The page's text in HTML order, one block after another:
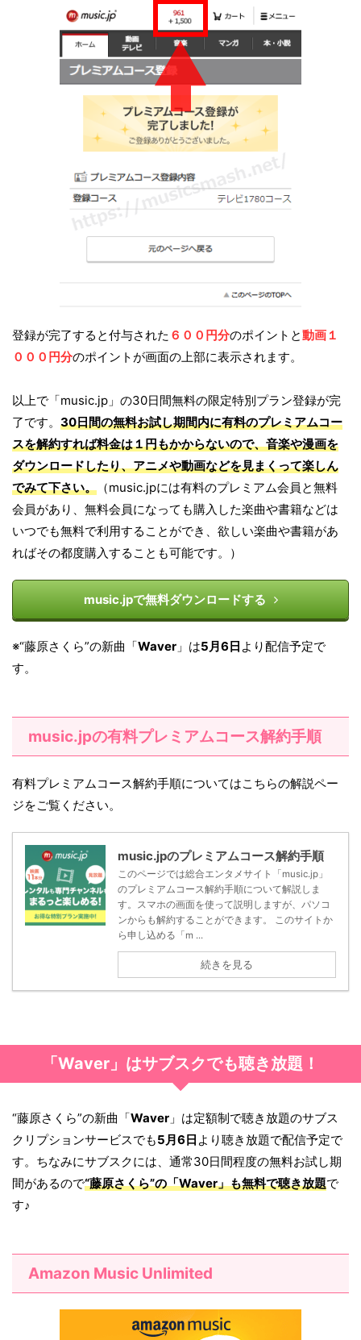
登録が完了すると付与された ６００円分のポイントと動画１
０００円分のポイントが画面の上部に表示されます。
以上で「music.jp」の30日間無料の限定特別プラン登録が完
了です。 30日間の無料お試し期間内に有料のプレミアムコー
スを解約すれば料金は１円もかからないので、音楽や漫画を
ダウンロードしたり、アニメや動画などを見まくって楽しん
でみて下さい。 （music.jpには有料のプレミアム会員と無料
会員があり、無料会員になっても購入した楽曲や書籍などは
いつでも無料で利用することができ、欲しい楽曲や書籍があ
ればその都度購入することも可能です。）
music.jpで無料ダウンロードする
※“藤原さくら”の新曲「Waver 」は5月6日 より配信予定で
す。
music.jpの有料プレミアムコース解約手順
有料プレミアムコース解約手順についてはこちらの解説ペー
ジをご覧ください。
music.jpのプレミアムコース解約手順
このページでは総合エンタメサイト「music.jp」
のプレミアムコース解約手順について解説しま
す。スマホの画面を使って説明しますが、パソコ
ンからも解約することができます。 このサイトか
ら申し込める「m ...
続きを見る
「Waver」はサブスクでも聴き放題！
“藤原さくら”の新曲「Waver 」は定額制で聴き放題のサブス
クリプションサービスでも5月6日 より聴き放題で配信予定で
す。ちなみにサブスクには、通常30日間程度の無料お試し期
間があるので“藤原さくら”の「Waver」も無料で聴き放題で
す♪
Amazon Music Unlimited